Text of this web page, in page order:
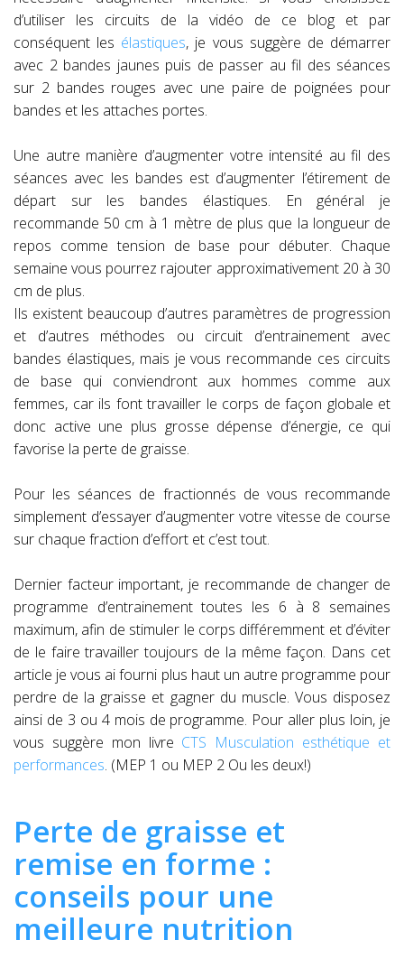
d’utiliser les circuits de la vidéo de ce blog et par
conséquent les élastiques, je vous suggère de démarrer
avec 2 bandes jaunes puis de passer au fil des séances
sur 2 bandes rouges avec une paire de poignées pour
bandes et les attaches portes.
Une autre manière d’augmenter votre intensité au fil des
séances avec les bandes est d’augmenter l’étirement de
départ sur les bandes élastiques. En général je
recommande 50 cm à 1 mètre de plus que la longueur de
repos comme tension de base pour débuter. Chaque
semaine vous pourrez rajouter approximativement 20 à 30
cm de plus.
Ils existent beaucoup d’autres paramètres de progression
et d’autres méthodes ou circuit d’entrainement avec
bandes élastiques, mais je vous recommande ces circuits
de base qui conviendront aux hommes comme aux
femmes, car ils font travailler le corps de façon globale et
donc active une plus grosse dépense d’énergie, ce qui
favorise la perte de graisse.
Pour les séances de fractionnés de vous recommande
simplement d’essayer d’augmenter votre vitesse de course
sur chaque fraction d’effort et c’est tout.
Dernier facteur important, je recommande de changer de
programme d’entrainement toutes les 6 à 8 semaines
maximum, afin de stimuler le corps différemment et d’éviter
de le faire travailler toujours de la même façon. Dans cet
article je vous ai fourni plus haut un autre programme pour
perdre de la graisse et gagner du muscle. Vous disposez
ainsi de 3 ou 4 mois de programme. Pour aller plus loin, je
vous suggère mon livre CTS Musculation esthétique et
performances. (MEP 1 ou MEP 2 Ou les deux!)
Perte de graisse et
remise en forme :
conseils pour une
meilleure nutrition